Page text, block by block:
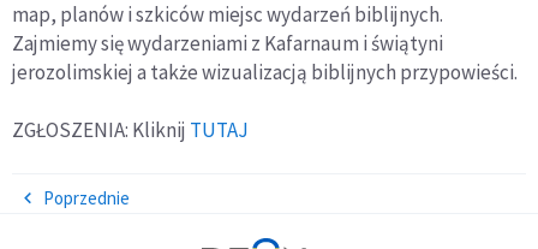
map, planów i szkiców miejsc wydarzeń biblijnych.
Zajmiemy się wydarzeniami z Kafarnaum i świątyni
jerozolimskiej a także wizualizacją biblijnych przypowieści.
ZGŁOSZENIA: Kliknij TUTAJ
Poprzednie